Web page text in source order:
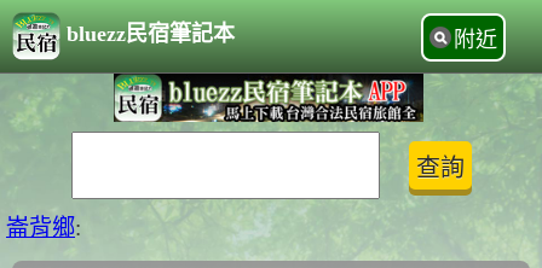
bluezz民宿筆記本 附近
崙背鄉: